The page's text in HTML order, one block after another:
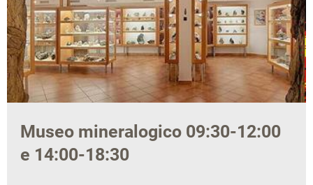
Museo mineralogico 09:30-12:00
e 14:00-18:30